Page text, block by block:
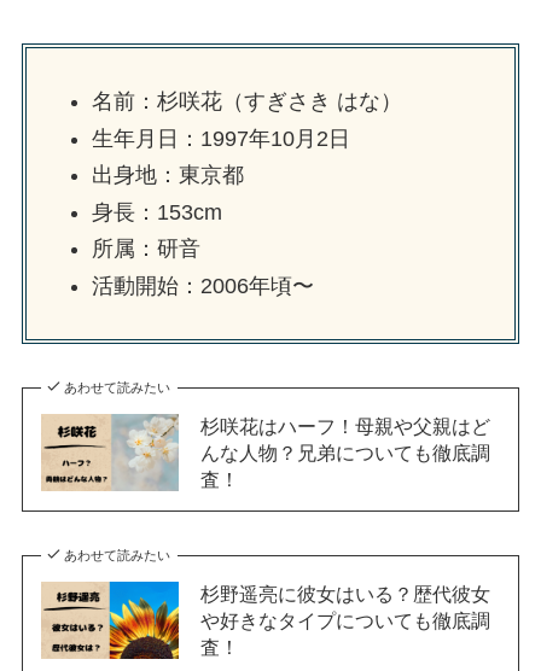
名前：杉咲花（すぎさき はな）
生年月日：1997年10月2日
出身地：東京都
身長：153cm
所属：研音
活動開始：2006年頃〜
あわせて読みたい
杉咲花はハーフ！母親や父親はど
んな人物？兄弟についても徹底調
査！
あわせて読みたい
杉野遥亮に彼女はいる？歴代彼女
や好きなタイプについても徹底調
査！